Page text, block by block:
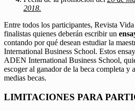
2018.
Entre todos los participantes, Revista
finalistas quienes deberán escribir un
contando por qué desean estudiar la
International Business School. Estos
ADEN International Business School,
escoger al ganador de la beca completa y
medias becas.
LIMITACIONES PARA